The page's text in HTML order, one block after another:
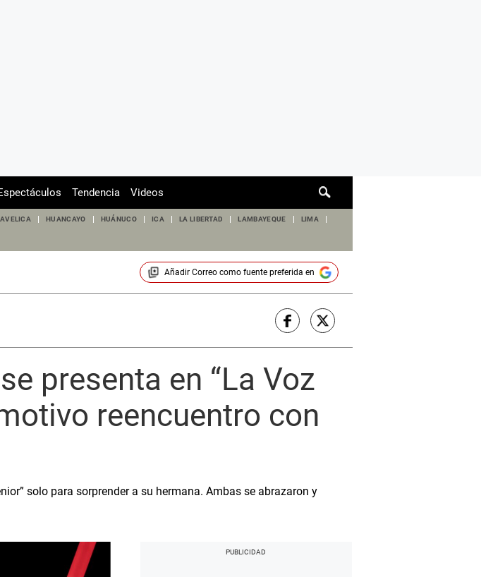
de
Tendencia Videos
HUANCAYO HUÁNUCO ICA LA LIBERTAD LAMBAYEQUE LIMA
Añadir Correocomo fuente preferida en
presenta en “La Voz
reencuentro con
solo para sorprender a su hermana. Ambas se abrazaron y